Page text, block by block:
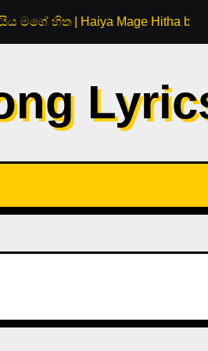
මගේ හිත | Haiya Mage Hitha by